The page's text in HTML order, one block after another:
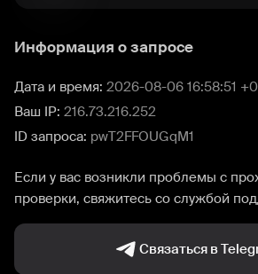
Информация о запросе
Дата и время: 2026-08-06 16:58:51
Ваш IP: 216.73.216.252
ID запроса: pwT2FFOUGqM1
Если у вас возникли проблемы с
проверки, свяжитесь со службой
Связаться в